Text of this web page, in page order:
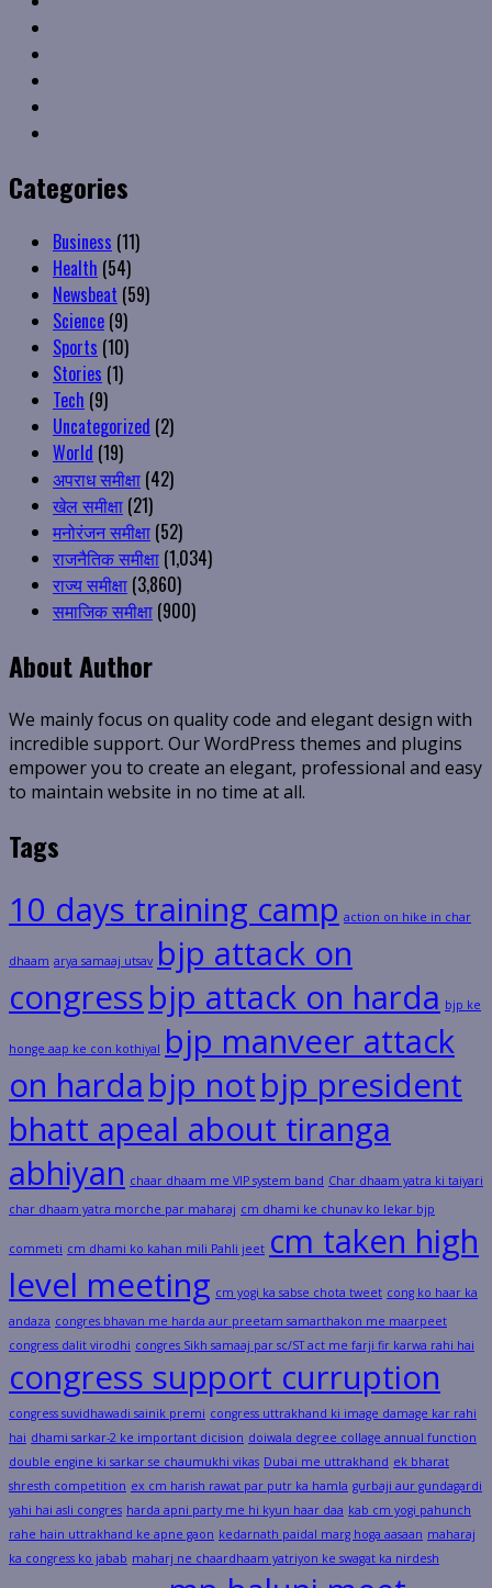
Categories
Business (11)
Health (54)
Newsbeat (59)
Science (9)
Sports (10)
Stories (1)
Tech (9)
Uncategorized (2)
World (19)
अपराध समीक्षा (42)
खेल समीक्षा (21)
मनोरंजन समीक्षा (52)
राजनैतिक समीक्षा (1,034)
राज्य समीक्षा (3,860)
समाजिक समीक्षा (900)
About Author
We mainly focus on quality code and elegant design with
incredible support. Our WordPress themes and plugins
empower you to create an elegant, professional and easy
to maintain website in no time at all.
Tags
10 days training camp action on hike in char
dhaam arya samaaj utsav bjp attack on
congressbjp attack on harda bjp ke
honge aap ke con kothiyal bjp manveer attack
on harda bjp notbjp president
bhatt apeal about tiranga
abhiyan chaar dhaam me VIP system band Char dhaam yatra ki taiyari
char dhaam yatra morche par maharaj cm dhami ke chunav ko lekar bjp
commeti cm dhami ko kahan mili Pahli jeet cm taken high
level meeting cm yogi ka sabse chota tweet cong ko haar ka
andaza congres bhavan me harda aur preetam samarthakon me maarpeet
congress dalit virodhi congres Sikh samaaj par sc/ST act me farji fir karwa rahi hai
congress support curruption
congress suvidhawadi sainik premi congress uttrakhand ki image damage kar rahi
hai dhami sarkar-2 ke important dicision doiwala degree collage annual function
double engine ki sarkar se chaumukhi vikas Dubai me uttrakhand ek bharat
shresth competition ex cm harish rawat par putr ka hamla gurbaji aur gundagardi
yahi hai asli congres harda apni party me hi kyun haar daa kab cm yogi pahunch
rahe hain uttrakhand ke apne gaon kedarnath paidal marg hoga aasaan maharaj
ka congress ko jabab maharj ne chaardhaam yatriyon ke swagat ka nirdesh